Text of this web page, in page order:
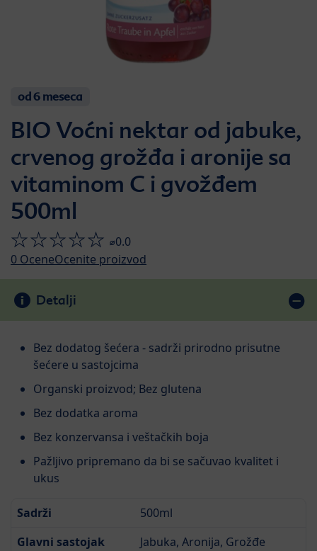
od 6 meseca
BIO Voćni nektar od jabuke,
crvenog grožđa i aronije sa
vitaminom C i gvožđem
500ml
⌀0.0
0 OceneOcenite proizvod
Detalji
Bez dodatog šećera - sadrži prirodno prisutne
šećere u sastojcima
Organski proizvod; Bez glutena
Bez dodatka aroma
Bez konzervansa i veštačkih boja
Pažljivo pripremano da bi se sačuvao kvalitet i
ukus
Sadrži
500ml
Glavni sastojak
Jabuka, Aronija, Grožđe